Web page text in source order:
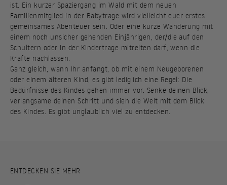
ist. Ein kurzer Spaziergang im Wald mit dem neuen
Familienmitglied in der Babytrage wird vielleicht euer erstes
gemeinsames Abenteuer sein. Oder eine kurze Wanderung mit
einem noch unsicher gehenden Einjährigen, der/die auf den
Schultern oder in der Kindertrage mitreiten darf, wenn die
Kräfte nachlassen.
Ganz gleich, wann Ihr anfangt, ob mit einem Neugeborenen
oder einem älteren Kind, es gibt lediglich eine Regel: Die
Bedürfnisse des Kindes gehen immer vor. Senke deinen Blick,
verlangsame deinen Schritt und sieh die Welt mit dem Blick
des Kindes. Es gibt unglaublich viel zu entdecken.
ENTDECKEN SIE MEHR